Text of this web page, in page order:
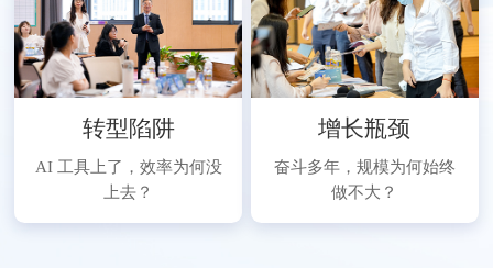
转型陷阱
AI 工具上了，效率为何没
上去？
增长瓶颈
奋斗多年，规模为何始终
做不大？